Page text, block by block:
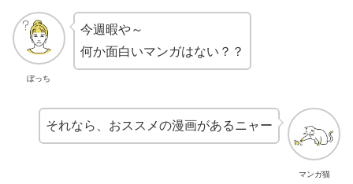
ぼっち
今週暇や～
何か面白いマンガはない？？
マンガ猫
それなら、おススメの漫画があるニャー